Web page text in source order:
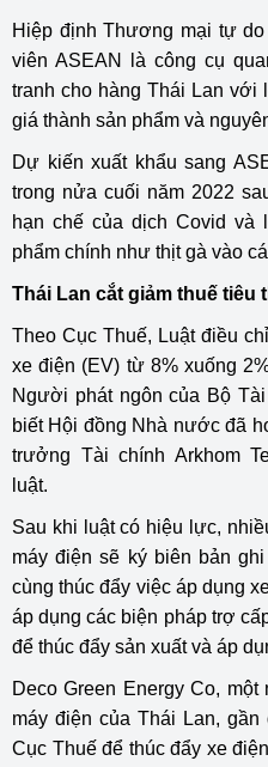
Hiệp định Thương mại tự
viên ASEAN là công cụ
tranh cho hàng Thái Lan với
giá thành sản phẩm và
Dự kiến ​​xuất khẩu sang
trong nửa cuối năm 2022
hạn chế của dịch Covid và
phẩm chính như thịt gà vào
Thái Lan cắt giảm thuế tiêu
Theo Cục Thuế, Luật điều
xe điện (EV) từ 8% xuống
Người phát ngôn của Bộ
biết Hội đồng Nhà nước đã
trưởng Tài chính Arkhom
luật.
Sau khi luật có hiệu lực,
máy điện sẽ ký biên bản
cùng thúc đẩy việc áp dụng
áp dụng các biện pháp trợ
để thúc đẩy sản xuất và áp
Deco Green Energy Co,
máy điện của Thái Lan,
Cục Thuế để thúc đẩy xe